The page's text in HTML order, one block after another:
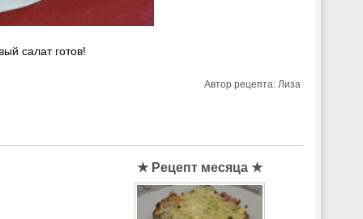
салат готов!
Автор рецепта: Лиза
★ Рецепт месяца ★